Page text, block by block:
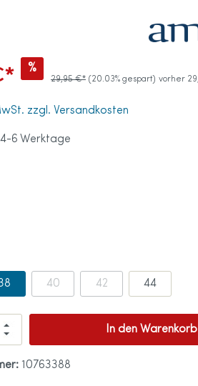
%
29,95 €* (20.03% gespart) vorher
zzgl. Versandkosten
6 Werktage
40 42 44
In den Warenkorb
10763388